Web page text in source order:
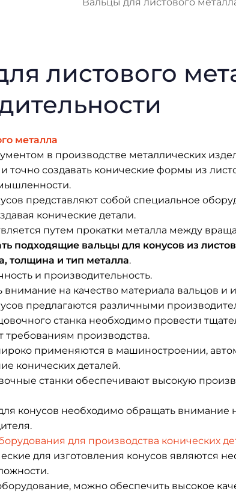
листового
в производстве металлических
точно создавать конические формы из
представляют собой специальное
конические детали.
путем прокатки металла между
подходящие вальцы для конусов из
толщина и тип металла.
и производительность.
на качество материала вальцов и
предлагаются различными
станка необходимо провести
требованиям производства.
применяются в машиностроении,
конических деталей.
станки обеспечивают высокую
конусов необходимо обращать внимание
для производства конических
для изготовления конусов являются
можно обеспечить высокое